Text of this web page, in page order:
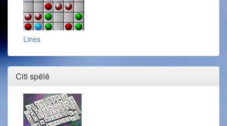
Lines
Citi spēlē